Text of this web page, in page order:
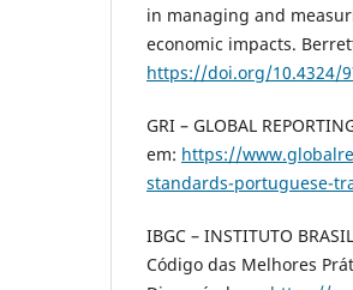
in managing and
economic impacts.
https://doi.org/10.4324/
GRI – GLOBAL
em: https://
standards-portuguese-
IBGC – INSTITUTO
Código das Melhores